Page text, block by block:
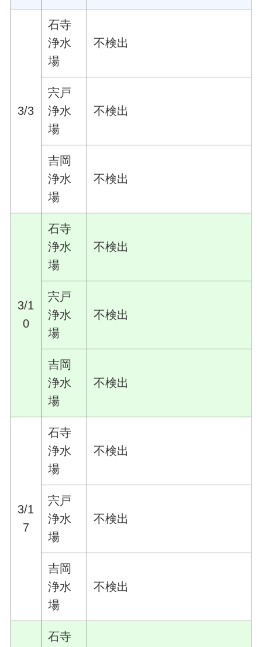
3/3
石寺
浄水
場
不検出
宍戸
浄水
場
不検出
吉岡
浄水
場
不検出
3/1
0
石寺
浄水
場
不検出
宍戸
浄水
場
不検出
吉岡
浄水
場
不検出
3/1
7
石寺
浄水
場
不検出
宍戸
浄水
場
不検出
吉岡
浄水
場
不検出
石寺